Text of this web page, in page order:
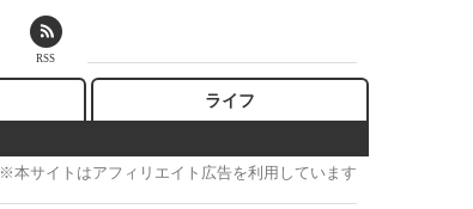
ライフ
※本サイトはアフィリエイト広告を利用しています
RSS